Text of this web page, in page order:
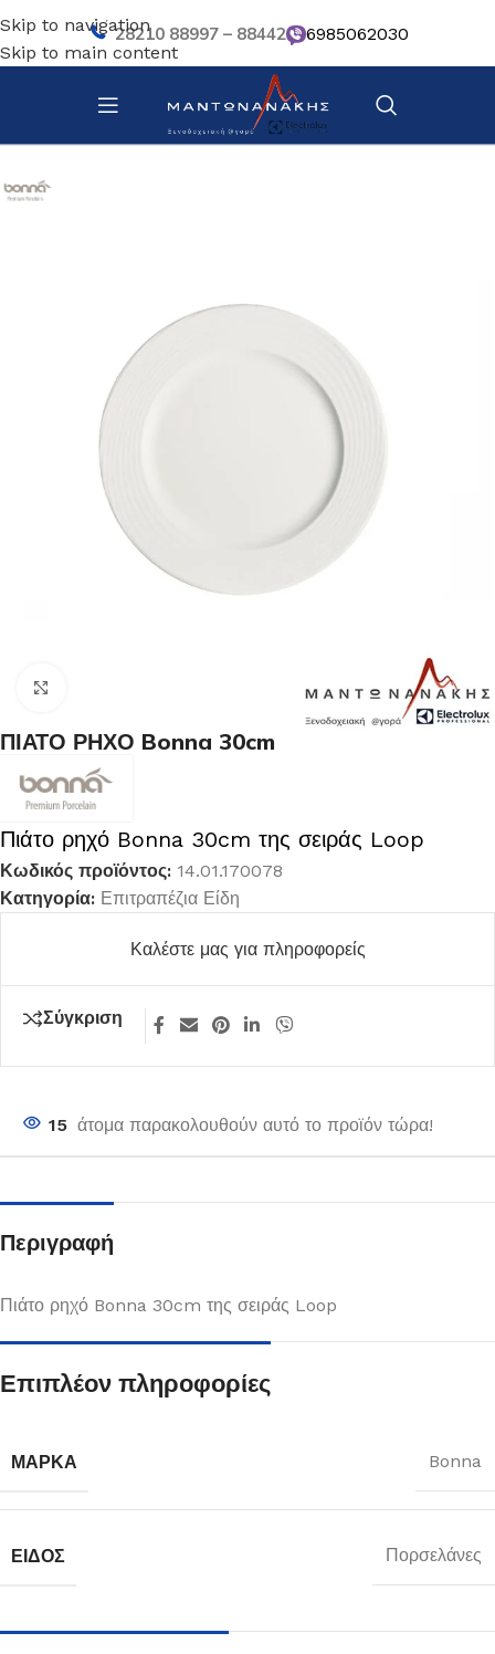
Skip to navigation
Skip to main content
28210 88997 – 88442 6985062030
Αρχική σελίδα/ Επιτραπέζια Είδη
ΠΙΑΤΟ ΡΗΧΟ Bonna 30cm
Πιάτο ρηχό Bonna 30cm της σειράς Loop
Κωδικός προϊόντος: 14.01.170078
Κατηγορία: Επιτραπέζια Είδη
Καλέστε μας για πληροφορείς
Σύγκριση
15 άτομα παρακολουθούν αυτό το προϊόν τώρα!
Περιγραφή
Πιάτο ρηχό Bonna 30cm της σειράς Loop
Επιπλέον πληροφορίες
ΜΆΡΚΑ Bonna
ΕΊΔΟΣ Πορσελάνες